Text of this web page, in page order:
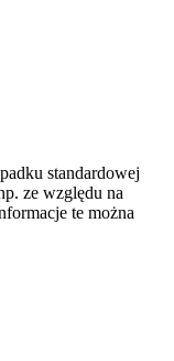
standardowej
ze względu na
te można